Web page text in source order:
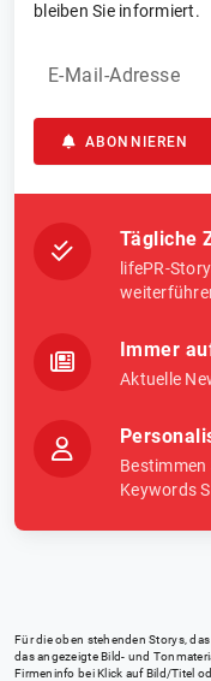
bleiben Sie informiert.
E-Mail-Adresse
ABONNIEREN
Tägliche
lifePR-
Immer
Aktuelle
Bestimmen
Keywords
Für die oben stehenden Storys,
das angezeigte Bild- und
Firmeninfo bei Klick auf Bild/Titel